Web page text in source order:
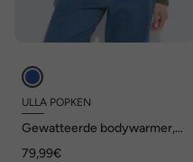
ULLA POPKEN
Gewatteerde bodywarmer,
79,99€